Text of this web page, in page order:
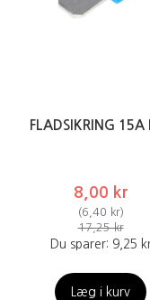
FLADSIKRING 15A
8,00 kr
(6,40 kr)
17,25 kr
Du sparer: 9,25
Læg i kurv